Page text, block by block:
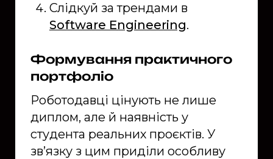
Слідкуй за трендами в
Software Engineering.
Формування практичного
портфоліо
Роботодавці цінують не лише
диплом, але й наявність у
студента реальних проєктів. У
зв’язку з цим приділи особливу